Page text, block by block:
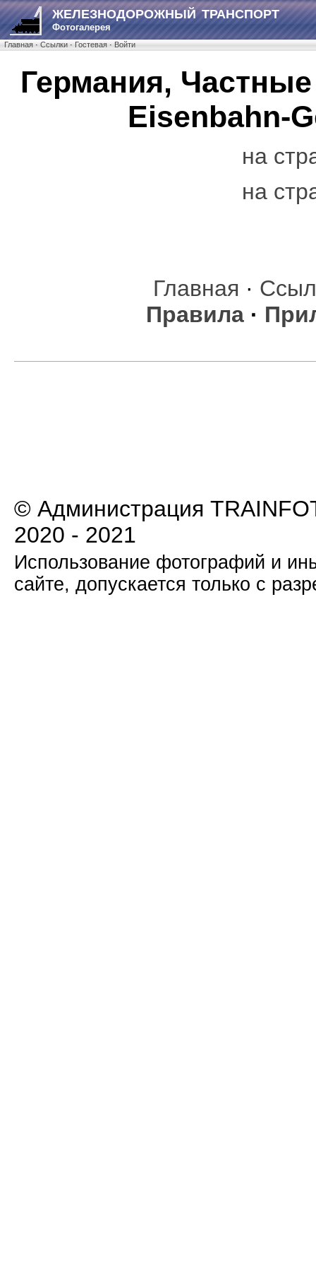
ЖЕЛЕЗНОДОРОЖНЫЙ ТРАНСПОРТ
Фотогалерея
Главная·Ссылки·Гостевая·Войти
Германия,
Eisenbahn-
на
на
Главная ·
Правила ·
© Администрация
2020 - 2021
Использование фотографий и
сайте, допускается только с